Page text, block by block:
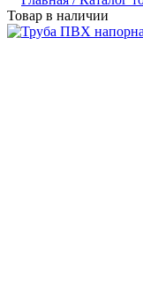
Товар в наличии